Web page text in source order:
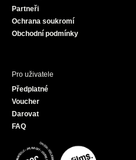
Partneři
Ochrana soukromí
Obchodní podmínky
Pro uživatele
Předplatné
Voucher
Darovat
FAQ